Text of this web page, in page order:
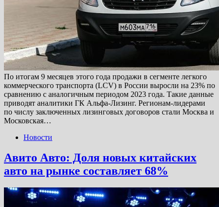
По итогам 9 месяцев этого года продажи в сегменте легкого
коммерческого транспорта (LCV) в России выросли на 23% по
сравнению с аналогичным периодом 2023 года. Такие данные
приводят аналитики ГК Альфа-Лизинг. Регионам-лидерами
по числу заключенных лизинговых договоров стали Москва и
Московская…
Новости
Авито Авто: Доля новых китайских
авто на рынке составляет 68%